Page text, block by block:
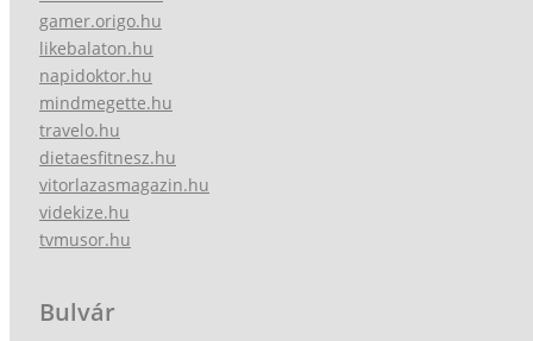
gamer.origo.hu
likebalaton.hu
napidoktor.hu
mindmegette.hu
travelo.hu
dietaesfitnesz.hu
vitorlazasmagazin.hu
videkize.hu
tvmusor.hu
Bulvár